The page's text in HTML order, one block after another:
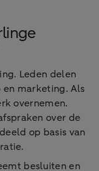
Leden delen
marketing. Als
overnemen.
over de
op basis van
besluiten en